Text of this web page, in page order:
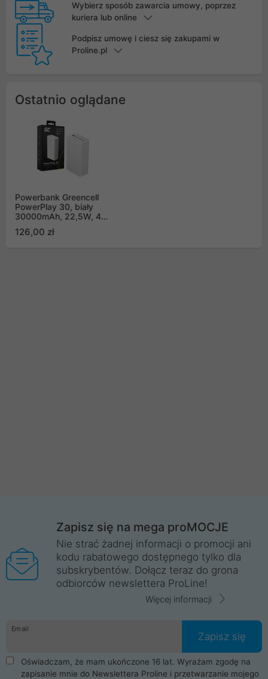
Wybierz sposób zawarcia umowy, poprzez
kuriera lub online
Podpisz umowę i ciesz się zakupami w
Proline.pl
Ostatnio oglądane
Powerbank Greencell
PowerPlay 30, biały
30000mAh, 22,5W, 4
126,00 zł
Zapisz się na mega proMOCJE
Nie strać żadnej informacji o promocji ani
kodu rabatowego dostępnego tylko dla
subskrybentów. Dołącz teraz do grona
odbiorców newslettera ProLine!
Więcej informacji
Email
Zapisz się
Oświadczam, że mam ukończone 16 lat. Wyrażam zgodę na
zapisanie mnie do Newslettera Proline i przetwarzanie mojego